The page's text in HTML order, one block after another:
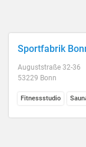
Sportfabrik
Auguststraße 32-36
53229 Bonn
Fitnessstudio